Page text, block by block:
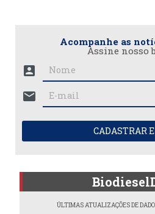
Acompanhe as
Assine nosso
account_box
mail
CADASTRAR
ÚLTIMAS ATUALIZAÇÕES DE